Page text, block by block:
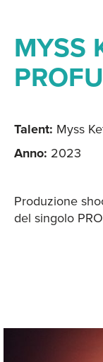
MYSS
Talent: Myss
Anno: 2023
Produzione
del singolo